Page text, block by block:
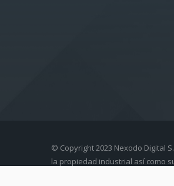
© Copyright 2023 Nexodo Digital
la propiedad industrial así como